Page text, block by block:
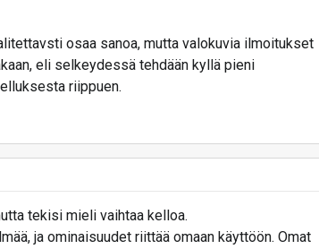
osaa sanoa, mutta valokuvia ilmoitukset
eli selkeydessä tehdään kyllä pieni
riippuen.
tekisi mieli vaihtaa kelloa.
ja ominaisuudet riittää omaan käyttöön. Omat